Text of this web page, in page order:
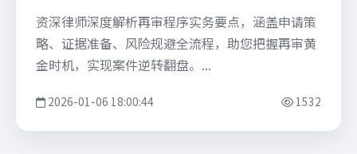
资深律师深度解析再审程序实务要点，涵盖申请策
略、证据准备、风险规避全流程，助您把握再审黄
金时机，实现案件逆转翻盘。...
2026-01-06 18:00:44 1532